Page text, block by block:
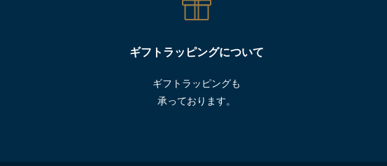
ギフトラッピングについて
ギフトラッピングも
承っております。